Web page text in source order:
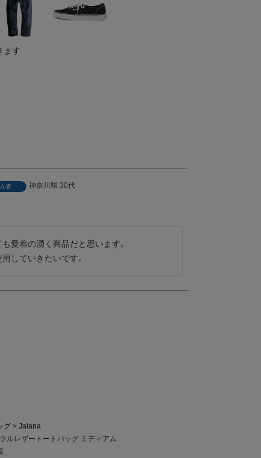
ます
者 神奈川県 30代
愛着の湧く商品だと思います。
していきたいです。
グ
Jalana
ルレザートートバッグ ミディアム